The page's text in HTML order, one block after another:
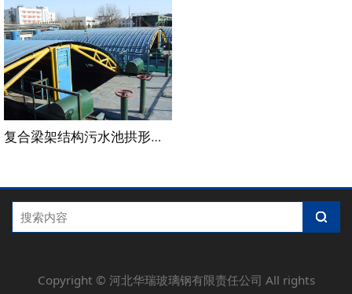
复合梁架结构污水池拱形盖板
Copyright © 河北华瑞玻璃钢有限责任公司 All rights